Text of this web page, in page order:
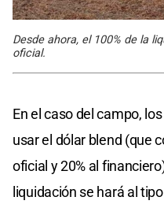
Desde ahora, el 100% de la
oficial.
En el caso del campo,
usar el dólar blend (que
oficial y 20% al
liquidación se hará al